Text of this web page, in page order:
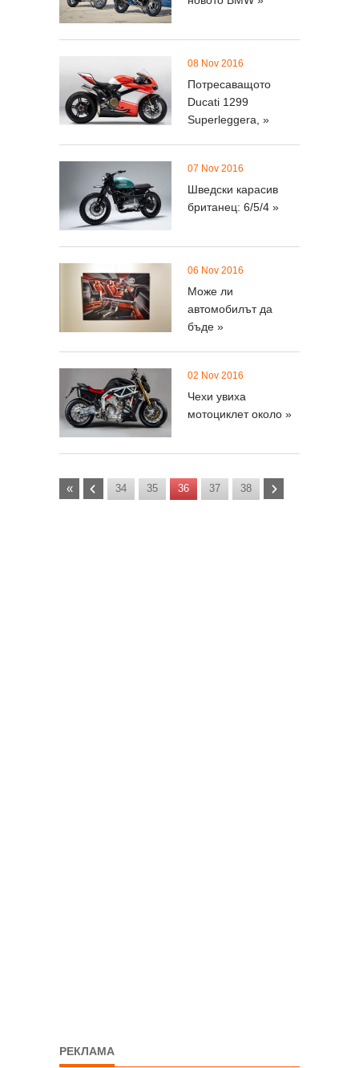
08 Nov 2016
Потресаващото
Ducati 1299
Superleggera, »
07 Nov 2016
Шведски карасив
британец: 6/5/4 »
06 Nov 2016
Може ли
автомобилът да
бъде »
02 Nov 2016
Чехи увиха
мотоциклет около »
« 34 35 36 37 38
РЕКЛАМА